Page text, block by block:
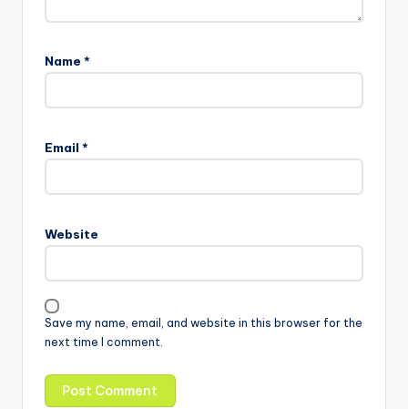
Name *
Email *
Website
Save my name, email, and website in this browser for the
next time I comment.